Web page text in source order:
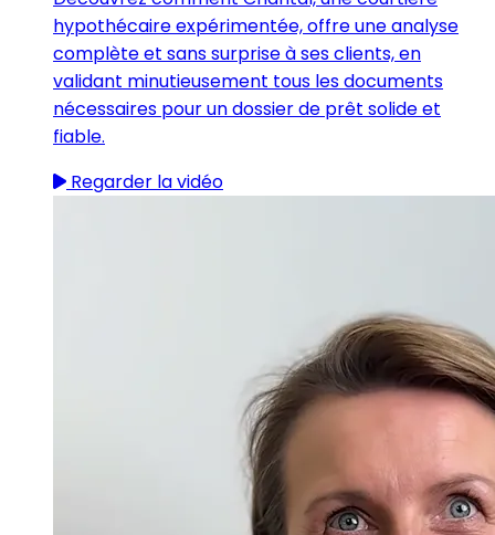
hypothécaire expérimentée, offre une analyse
complète et sans surprise à ses clients, en
validant minutieusement tous les documents
nécessaires pour un dossier de prêt solide et
fiable.
Regarder la vidéo